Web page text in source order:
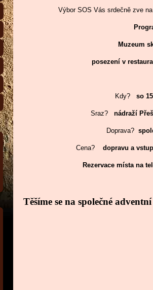
Výbor SOS Vás srdečně zve
Muzeum
posezení v
Kdy? so
Sraz? nádraží
Doprava?
Cena? dopravu a
Rezervace místa na
Těšíme se na společné